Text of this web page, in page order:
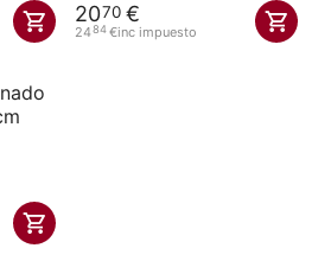
2070 €
2484€inc impuesto